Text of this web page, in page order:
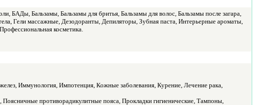
БАДы, Бальзамы, Бальзамы для бритья, Бальзамы для волос, Бальзамы после загара,
Гели массажные, Дезодоранты, Депиляторы, Зубная паста, Интерьерные ароматы,
косметика.
Иммунология, Импотенция, Кожные заболевания, Курение, Лечение рака,
противорадикулитные пояса, Прокладки гигиенические, Тампоны,